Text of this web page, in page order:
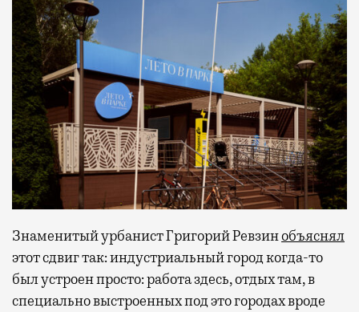
Знаменитый урбанист Григорий Ревзинобъяснял
этот сдвиг так: индустриальный город когда-то
был устроен просто: работа здесь, отдых там, в
специально выстроенных под это городах вроде